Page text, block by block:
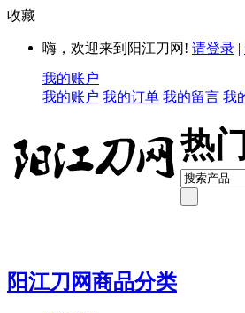
收藏
嗨，欢迎来到阳江刀网! 请登录 |
我的账户
我的账户 我的订单 我的留言 我
热
阳江刀网商品分类